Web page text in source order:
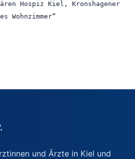
Hospiz Kiel, Kronshagener
Wohnzimmer“
und Ärzte in Kiel und